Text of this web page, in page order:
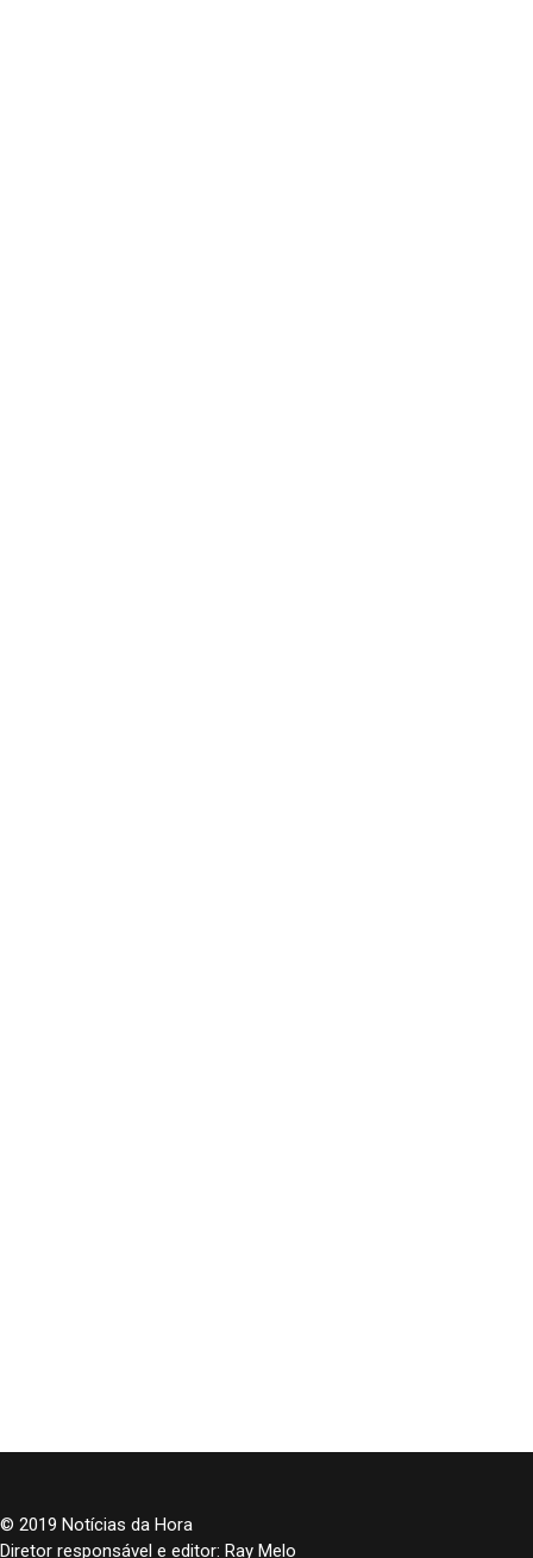
© 2019 Notícias da Hora
Diretor responsável e editor: Ray Melo